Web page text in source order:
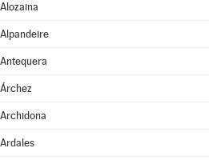
Alozaina
Alpandeire
Antequera
Árchez
Archidona
Ardales